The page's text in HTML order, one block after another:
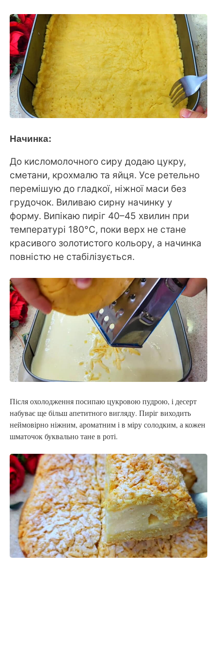
Начинка:
До кисломолочного сиру додаю цукру,
сметани, крохмалю та яйця. Усе ретельно
перемішую до гладкої, ніжної маси без
грудочок. Виливаю сирну начинку у
форму. Випікаю пиріг 40–45 хвилин при
температурі 180°C, поки верх не стане
красивого золотистого кольору, а начинка
повністю не стабілізується.
Після охолодження посипаю цукровою пудрою, і десерт
набуває ще більш апетитного вигляду. Пиріг виходить
неймовірно ніжним, ароматним і в міру солодким, а кожен
шматочок буквально тане в роті.